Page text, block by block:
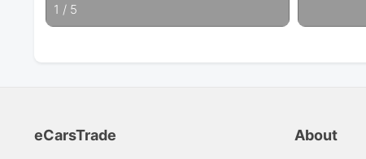
1 / 5
eCarsTrade About